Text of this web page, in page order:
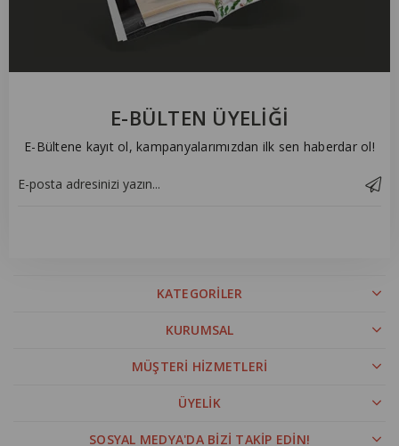
E-BÜLTEN ÜYELİĞİ
E-Bültene kayıt ol, kampanyalarımızdan ilk sen haberdar ol!
KATEGORİLER
KURUMSAL
MÜŞTERİ HİZMETLERİ
ÜYELİK
SOSYAL MEDYA'DA BİZİ TAKİP EDİN!